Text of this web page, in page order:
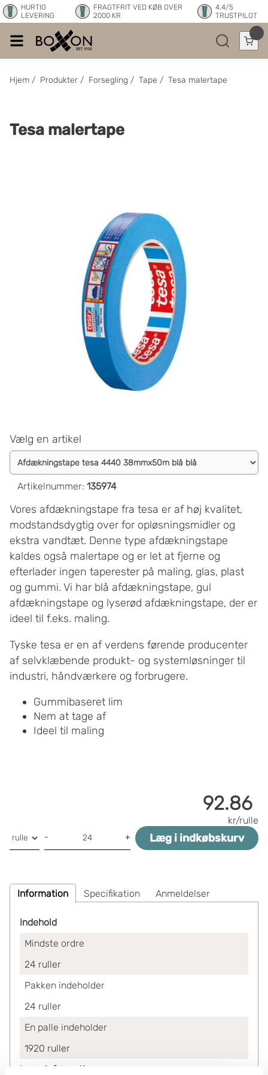
HURTIG
LEVERING
FRAGTFRIT VED KØB OVER
2000 KR
4.4/5
TRUSTPILOT
Hjem / Produkter / Forsegling / Tape / Tesa malertape
Tesa malertape
Vælg en artikel
Artikelnummer: 135974
Vores afdækningstape fra tesa er af høj kvalitet,
modstandsdygtig over for opløsningsmidler og
ekstra vandtæt. Denne type afdækningstape
kaldes også malertape og er let at fjerne og
efterlader ingen taperester på maling, glas, plast
og gummi. Vi har blå afdækningstape, gul
afdækningstape og lyserød afdækningstape, der er
ideel til f.eks. maling.
Tyske tesa er en af verdens førende producenter
af selvklæbende produkt- og systemløsninger til
industri, håndværkere og forbrugere.
Gummibaseret lim
Nem at tage af
Ideel til maling
92.86
kr/rulle
- + Læg i indkøbskurv
Information Specifikation Anmeldelser
Indehold
Mindste ordre
24 ruller
Pakken indeholder
24 ruller
En palle indeholder
1920 ruller
Lagerinformation